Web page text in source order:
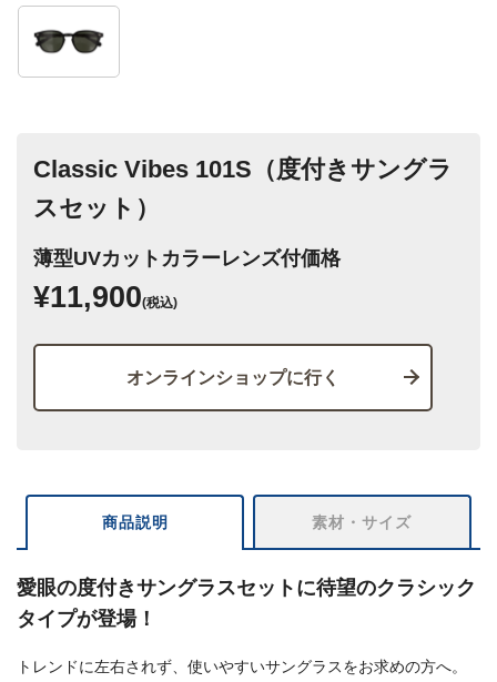
Classic Vibes 101S（度付きサングラ
スセット）
薄型UVカットカラーレンズ付価格
¥11,900(税込)
オンラインショップに行く
商品説明 素材・サイズ
愛眼の度付きサングラスセットに待望のクラシック
タイプが登場！
トレンドに左右されず、使いやすいサングラスをお求めの方へ。